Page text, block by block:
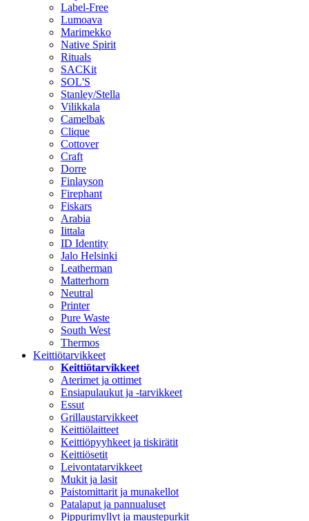
Label-Free
Lumoava
Marimekko
Native Spirit
Rituals
SACKit
SOL'S
Stanley/Stella
Vilikkala
Camelbak
Clique
Cottover
Craft
Dorre
Finlayson
Firephant
Fiskars
Arabia
Iittala
ID Identity
Jalo Helsinki
Leatherman
Matterhorn
Neutral
Printer
Pure Waste
South West
Thermos
Keittiötarvikkeet
Keittiötarvikkeet
Aterimet ja ottimet
Ensiapulaukut ja -tarvikkeet
Essut
Grillaustarvikkeet
Keittiölaitteet
Keittiöpyyhkeet ja tiskirätit
Keittiösetit
Leivontatarvikkeet
Mukit ja lasit
Paistomittarit ja munakellot
Patalaput ja pannualuset
Pippurimyllyt ja maustepurkit